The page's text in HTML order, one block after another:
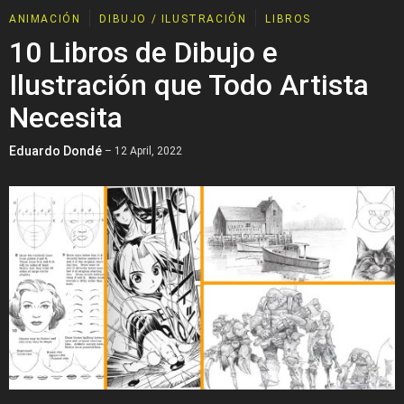
ANIMACIÓN DIBUJO / ILUSTRACIÓN LIBROS
10 Libros de Dibujo e
Ilustración que Todo Artista
Necesita
Eduardo Dondé – 12 April, 2022